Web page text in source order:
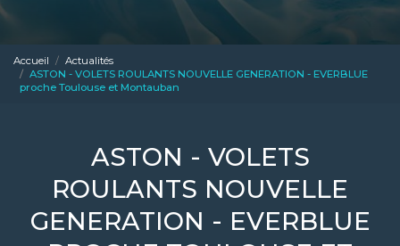
Accueil
Actualités
ASTON - VOLETS ROULANTS NOUVELLE GENERATION - EVERBLUE
proche Toulouse et Montauban
ASTON - VOLETS
ROULANTS NOUVELLE
GENERATION - EVERBLUE